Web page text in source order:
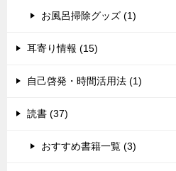
お風呂掃除グッズ (1)
耳寄り情報 (15)
自己啓発・時間活用法 (1)
読書 (37)
おすすめ書籍一覧 (3)